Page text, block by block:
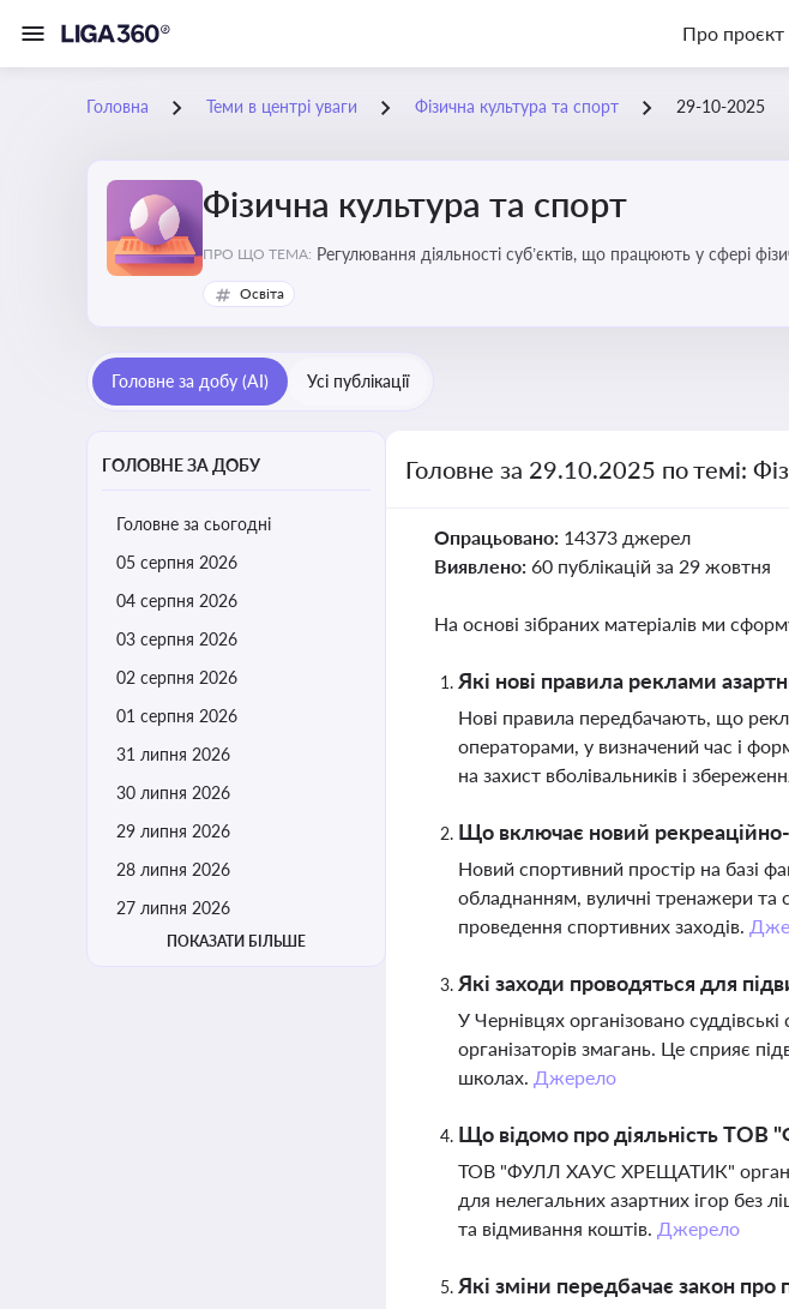
Про проєкт
Головна Теми в центрі уваги Фізична культура та спорт 29-10-2025
Фізична культура та спорт
ПРО ЩО ТЕМА: Регулювання діяльності суб’єктів, що працюють у сфері
Освіта
Головне за добу (AI) Усі публікації
ГОЛОВНЕ ЗА ДОБУ
Головне за сьогодні
05 серпня 2026
04 серпня 2026
03 серпня 2026
02 серпня 2026
01 серпня 2026
31 липня 2026
30 липня 2026
29 липня 2026
28 липня 2026
27 липня 2026
ПОКАЗАТИ БІЛЬШЕ
Головне за 29.10.2025 по темі:
Опрацьовано: 14373 джерел
Виявлено: 60 публікацій за 29 жовтня
На основі зібраних матеріалів ми
Які нові правила реклами
Нові правила передбачають, що
операторами, у визначений час і
на захист вболівальників і
Що включає новий
Новий спортивний простір на базі
обладнанням, вуличні тренажери та
проведення спортивних заходів.
Які заходи проводяться для
У Чернівцях організовано
організаторів змагань. Це сприяє
школах. Джерело
Що відомо про діяльність
ТОВ "ФУЛЛ ХАУС ХРЕЩАТИК"
для нелегальних азартних ігор без
та відмивання коштів. Джерело
Які зміни передбачає закон